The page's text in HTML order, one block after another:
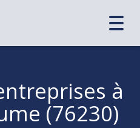
à
(76230)